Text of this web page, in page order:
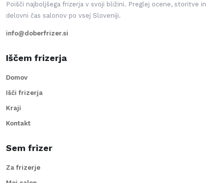
Poišči najboljšega frizerja v svoji bližini. Preglej ocene, storitve in
delovni čas salonov po vsej Sloveniji.
info@doberfrizer.si
Iščem frizerja
Domov
Išči frizerja
Kraji
Kontakt
Sem frizer
Za frizerje